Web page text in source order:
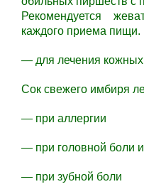
Рекомендуется
каждого приема пищи.
— для лечения кожных
Сок свежего имбиря
— при аллергии
— при головной боли
— при зубной боли